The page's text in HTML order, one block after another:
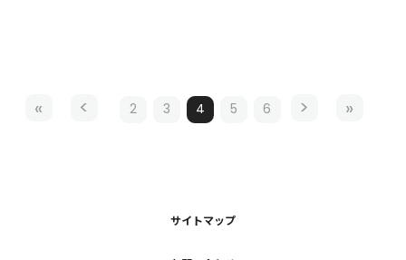
2 3 4 5 6
サイトマップ